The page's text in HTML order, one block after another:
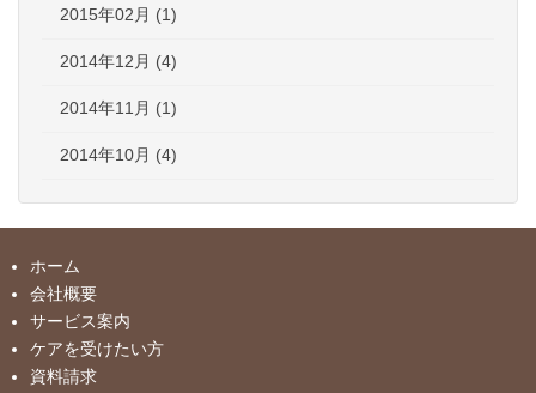
2015年02月 (1)
2014年12月 (4)
2014年11月 (1)
2014年10月 (4)
ホーム
会社概要
サービス案内
ケアを受けたい方
資料請求